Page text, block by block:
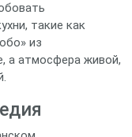
такие как
из
а атмосфера живой,